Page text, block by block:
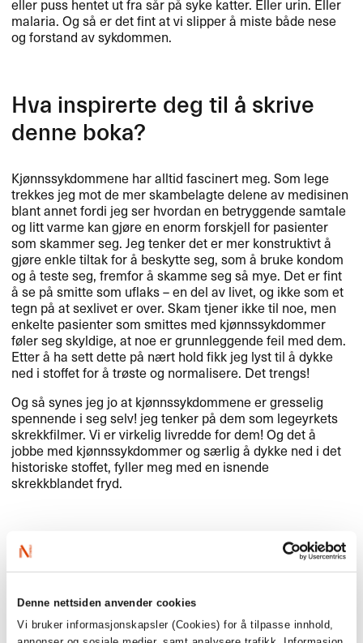
Denne nettsiden anvender cookies
Vi bruker informasjonskapsler (Cookies) for å tilpasse innhold,
eller puss hentet ut fra sår på syke katter. Eller urin. Eller
malaria. Og så er det fint at vi slipper å miste både nese
og forstand av sykdommen.
Hva inspirerte deg til å skrive
denne boka?
Kjønnssykdommene har alltid fascinert meg. Som lege
trekkes jeg mot de mer skambelagte delene av medisinen
blant annet fordi jeg ser hvordan en betryggende samtale
og litt varme kan gjøre en enorm forskjell for pasienter
som skammer seg. Jeg tenker det er mer konstruktivt å
gjøre enkle tiltak for å beskytte seg, som å bruke kondom
og å teste seg, fremfor å skamme seg så mye. Det er fint
å se på smitte som uflaks – en del av livet, og ikke som et
tegn på at sexlivet er over. Skam tjener ikke til noe, men
enkelte pasienter som smittes med kjønnssykdommer
føler seg skyldige, at noe er grunnleggende feil med dem.
Etter å ha sett dette på nært hold fikk jeg lyst til å dykke
ned i stoffet for å trøste og normalisere. Det trengs!
Og så synes jeg jo at kjønnssykdommene er gresselig
spennende i seg selv! jeg tenker på dem som legeyrkets
skrekkfilmer. Vi er virkelig livredde for dem! Og det å
jobbe med kjønnssykdommer og særlig å dykke ned i det
historiske stoffet, fyller meg med en isnende
skrekkblandet fryd.
Hvem er denne boka for?
I seng med fiendener for alle som liker skrekk og true
crime! (Jeg tuller litt, men ikke helt, dette er skrekkelige og
engasjerende saker). Boka er for alle som har eller har